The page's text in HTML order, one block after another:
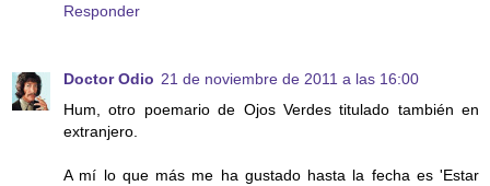
Responder
Doctor Odio 21 de noviembre de 2011 a las 16:00
Hum, otro poemario de Ojos Verdes titulado también en
extranjero.
A mí lo que más me ha gustado hasta la fecha es 'Estar